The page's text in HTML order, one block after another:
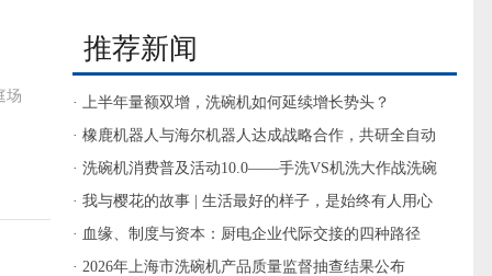
场
推荐新闻
· 上半年量额双增，洗碗机如何延续增长势头？
· 橡鹿机器人与海尔机器人达成战略合作，共研全自动
家庭AI烹饪机器人
· 洗碗机消费普及活动10.0——手洗VS机洗大作战洗碗
机节水课堂活动精彩回顾
· 我与樱花的故事 | 生活最好的样子，是始终有人用心
惦记
· 血缘、制度与资本：厨电企业代际交接的四种路径
· 2026年上海市洗碗机产品质量监督抽查结果公布